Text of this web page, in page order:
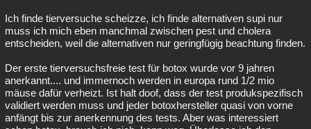
Ich finde tierversuche scheizze, ich finde alternativen supi nur
muss ich mich eben manchmal zwischen pest und cholera
entscheiden, weil die alternativen nur geringfügig beachtung finden.
Der erste tierversuchsfreie test für botox wurde vor 9 jahren
anerkannt.... und immernoch werden in europa rund 1/2 mio
mäuse dafür verheizt. Ist halt doof, dass der test produkspezifisch
validiert werden muss und jeder botoxhersteller quasi von vorne
anfängt bis zur anerkennung des tests. Aber was interessiert